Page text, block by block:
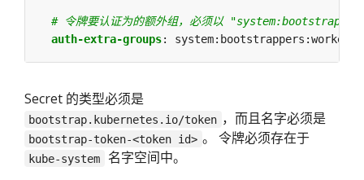
# 令牌要认证为的额外组，必须以
auth-extra-groups:
Secret 的类型必须是
bootstrap.kubernetes.io/token ，而且名字必须是
bootstrap-token-<token id> 。 令牌必须存在于
kube-system 名字空间中。